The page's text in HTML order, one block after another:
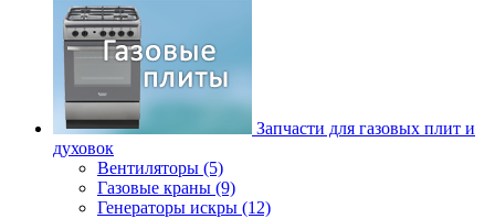
Запчасти для газовых плит и
духовок
Вентиляторы (5)
Газовые краны (9)
Генераторы искры (12)